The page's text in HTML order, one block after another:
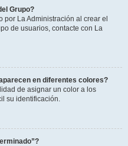
Grupo?
La Administración al crear el
de usuarios, contacte con La
en diferentes colores?
de asignar un color a los
su identificación.